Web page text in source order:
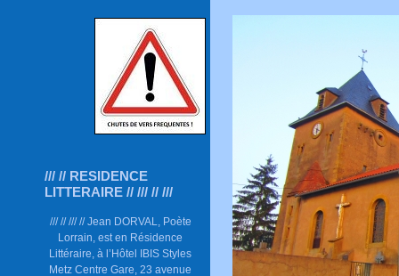
/// // RESIDENCE
LITTERAIRE // /// // ///
/// // /// // Jean DORVAL, Poète
Lorrain, est en Résidence
Littéraire, à l’Hôtel IBIS Styles
Metz Centre Gare, 23 avenue